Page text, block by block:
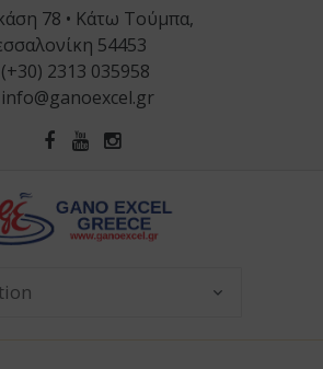
78 • Κάτω Τούμπα,
54453
(+30) 2313 035958
info@ganoexcel.gr